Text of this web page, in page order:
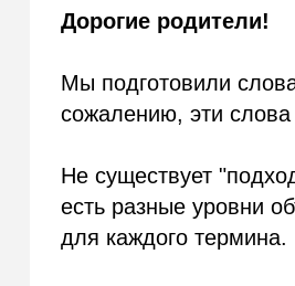
Дорогие родители!
Мы подготовили
сожалению, эти слова
Не существует
есть разные уровни
для каждого термина.